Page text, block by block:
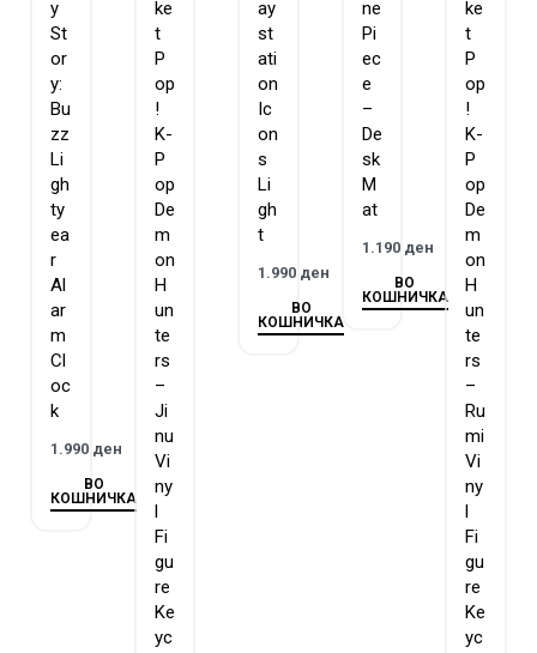
y
St
or
y:
Bu
zz
Li
gh
ty
ea
r
Al
ar
m
Cl
oc
k
1.990 ден
ВО
КОШНИЧКА
ke
t
P
op
!
K-
P
op
De
m
on
H
un
te
rs
–
Ji
nu
Vi
ny
Fi
gu
re
Ke
yc
ay
st
ati
on
Ic
on
s
Li
gh
t
1.990 ден
ВО
КОШНИЧКА
ne
Pi
ec
e
–
De
sk
M
at
1.190 ден
ВО
КОШНИЧКА
ke
t
P
op
!
K-
P
op
De
m
on
H
un
te
rs
–
Ru
mi
Vi
ny
Fi
gu
re
Ke
yc